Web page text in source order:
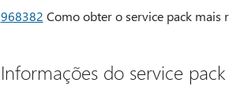
968382 Como obter o service pack mais
Informações do service